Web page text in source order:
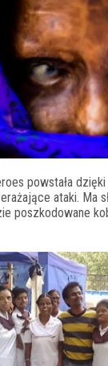
powstała
ataki. Ma
poszkodowane